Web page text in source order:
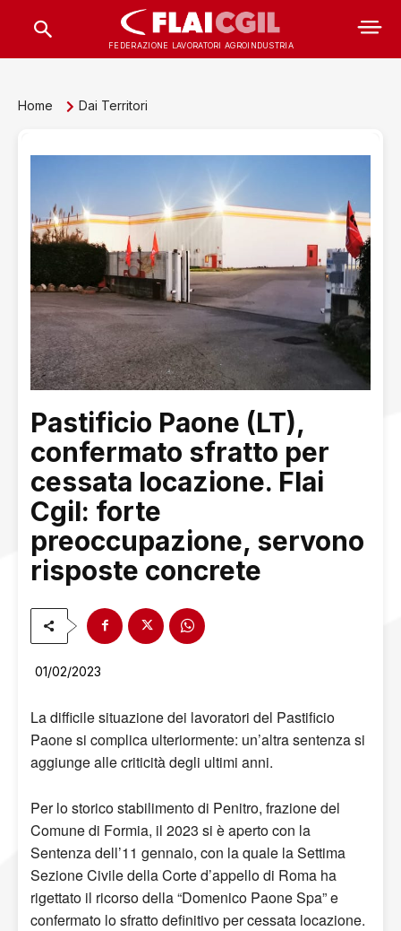
FEDERAZIONE LAVORATORI AGROINDUSTRIA
Home Dai Territori
Pastificio Paone (LT),
confermato sfratto per
cessata locazione. Flai
Cgil: forte
preoccupazione, servono
risposte concrete
01/02/2023
La difficile situazione dei lavoratori del Pastificio
Paone si complica ulteriormente: un’altra sentenza si
aggiunge alle criticità degli ultimi anni.
Per lo storico stabilimento di Penitro, frazione del
Comune di Formia, il 2023 si è aperto con la
Sentenza dell’11 gennaio, con la quale la Settima
Sezione Civile della Corte d’appello di Roma ha
rigettato il ricorso della “Domenico Paone Spa” e
confermato lo sfratto definitivo per cessata locazione.